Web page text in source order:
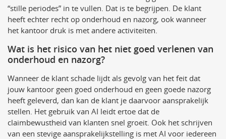
“stille periodes” in te vullen. Dat is te begrijpen. De klant
heeft echter recht op onderhoud en nazorg, ook wanneer
het kantoor druk is met andere activiteiten.
Wat is het risico van het niet goed verlenen van
onderhoud en nazorg?
Wanneer de klant schade lijdt als gevolg van het feit dat
jouw kantoor geen goed onderhoud en geen goede nazorg
heeft geleverd, dan kan de klant je daarvoor aansprakelijk
stellen. Het gebruik van AI leidt ertoe dat de
claimbewustheid van klanten snel groeit. Ook het schrijven
van een stevige aansprakelijkstelling is met AI voor iedereen